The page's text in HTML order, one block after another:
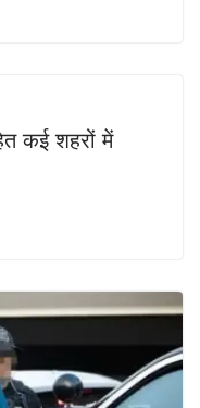
कई शहरों में